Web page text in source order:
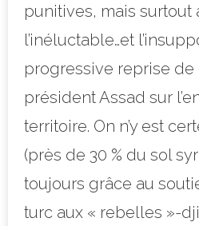
punitives, mais surtout
l’inéluctable…et
progressive reprise
président Assad sur
territoire. On n’y est
(près de 30 % du sol
toujours grâce au
turc aux « rebelles »-